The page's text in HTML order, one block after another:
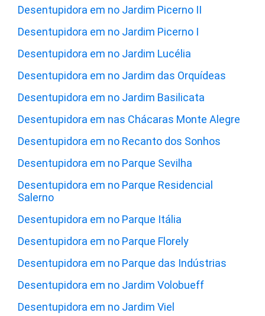
Desentupidora em no Jardim Picerno II
Desentupidora em no Jardim Picerno I
Desentupidora em no Jardim Lucélia
Desentupidora em no Jardim das Orquídeas
Desentupidora em no Jardim Basilicata
Desentupidora em nas Chácaras Monte Alegre
Desentupidora em no Recanto dos Sonhos
Desentupidora em no Parque Sevilha
Desentupidora em no Parque Residencial
Salerno
Desentupidora em no Parque Itália
Desentupidora em no Parque Florely
Desentupidora em no Parque das Indústrias
Desentupidora em no Jardim Volobueff
Desentupidora em no Jardim Viel